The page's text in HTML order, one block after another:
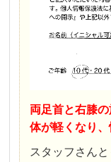
両足首と右膝
体が軽くなり、
スタッフさん